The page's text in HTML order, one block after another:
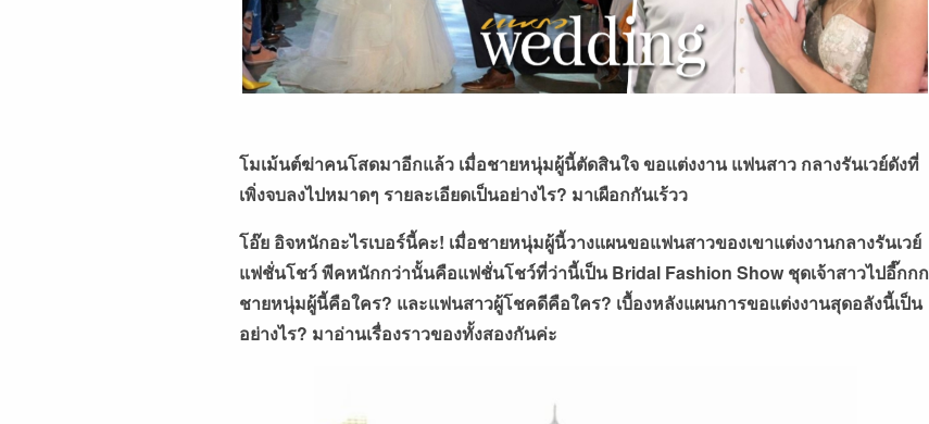
โมเม้นต์ฆ่าคนโสดมาอีกแล้ว เมื่อชายหนุ่มผู้นี้ตัดสินใจ ขอแต่งงาน แฟนสาว กลางรันเวย์ดังที่
เพิ่งจบลงไปหมาดๆ รายละเอียดเป็นอย่างไร? มาเผือกกันเร้วว
โอ๊ย อิจหนักอะไรเบอร์นี้คะ! เมื่อชายหนุ่มผู้นี้วางแผนขอแฟนสาวของเขาแต่งงานกลางรันเวย์
แฟชั่นโชว์พีคหนักกว่านั้นคือแฟชั่นโชว์ที่ว่านี้เป็นBridal Fashion Show ชุดเจ้าสาวไปอี๊กกก
ชายหนุ่มผู้นี้คือใคร? และแฟนสาวผู้โชคดีคือใคร? เบื้องหลังแผนการขอแต่งงานสุดอลังนี้เป็น
อย่างไร? มาอ่านเรื่องราวของทั้งสองกันค่ะ